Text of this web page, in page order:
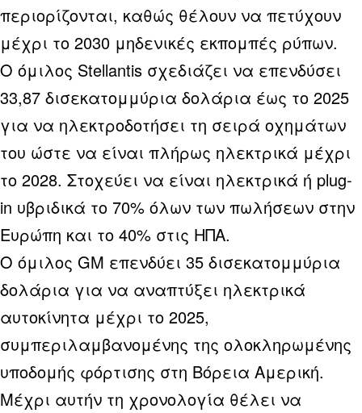
περιορίζονται, καθώς θέλουν να πετύχουν
μέχρι το 2030 μηδενικές εκπομπές ρύπων.
Ο όμιλος Stellantis σχεδιάζει να επενδύσει
33,87 δισεκατομμύρια δολάρια έως το 2025
για να ηλεκτροδοτήσει τη σειρά οχημάτων
του ώστε να είναι πλήρως ηλεκτρικά μέχρι
το 2028. Στοχεύει να είναι ηλεκτρικά ή plug-
in υβριδικά το 70% όλων των πωλήσεων στην
Ευρώπη και το 40% στις ΗΠΑ.
Ο όμιλος GM επενδύει 35 δισεκατομμύρια
δολάρια για να αναπτύξει ηλεκτρικά
αυτοκίνητα μέχρι το 2025,
συμπεριλαμβανομένης της ολοκληρωμένης
υποδομής φόρτισης στη Βόρεια Αμερική.
Μέχρι αυτήν τη χρονολογία θέλει να